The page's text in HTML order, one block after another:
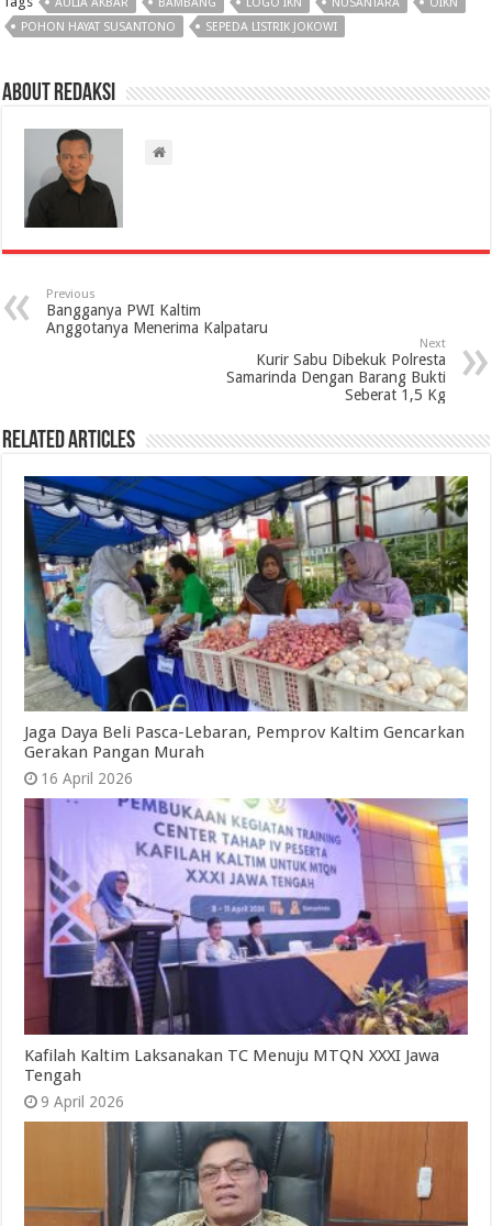
POHON HAYAT SUSANTONO
SEPEDA LISTRIK JOKOWI
About Redaksi
Previous
Bangganya PWI Kaltim
Anggotanya Menerima Kalpataru
Next
Kurir Sabu Dibekuk Polresta
Samarinda Dengan Barang Bukti
Seberat 1,5 Kg
Related Articles
Jaga Daya Beli Pasca-Lebaran, Pemprov Kaltim Gencarkan
Gerakan Pangan Murah
16 April 2026
Kafilah Kaltim Laksanakan TC Menuju MTQN XXXI Jawa
Tengah
9 April 2026